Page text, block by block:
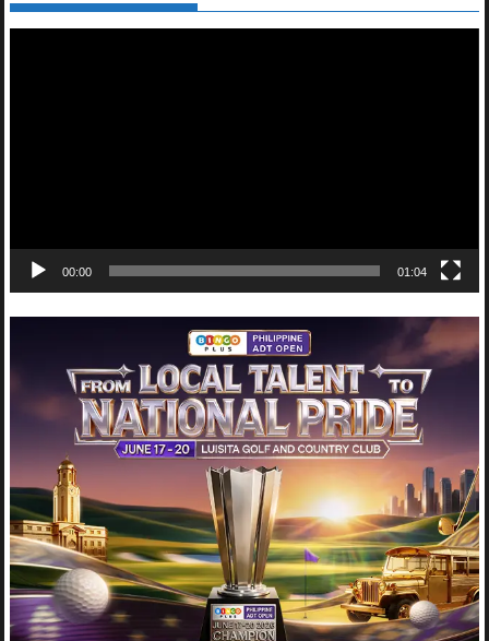
00:00 01:04